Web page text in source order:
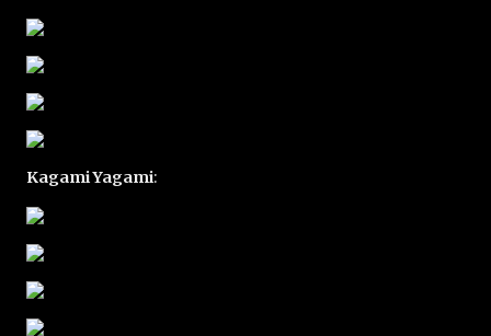
Kagami Yagami: